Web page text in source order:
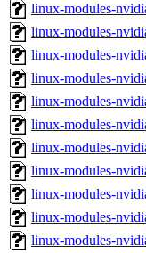
linux-modules-
linux-modules-
linux-modules-
linux-modules-
linux-modules-
linux-modules-
linux-modules-
linux-modules-
linux-modules-
linux-modules-
linux-modules-